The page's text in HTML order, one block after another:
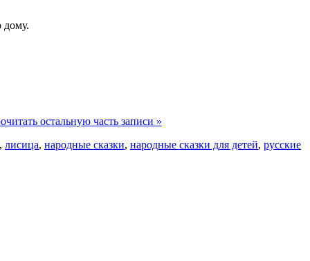
дому.
остальную часть записи »
, лисица, народные сказки, народные сказки для детей, русские